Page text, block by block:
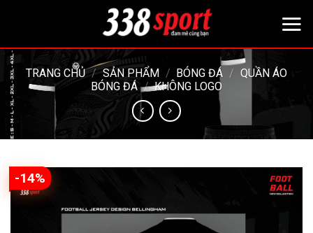
dung
TRANG CHỦ / SẢN PHẨM / BÓNG ĐÁ / QUẦN ÁO
BÓNG ĐÁ / KHÔNG LOGO
-14%